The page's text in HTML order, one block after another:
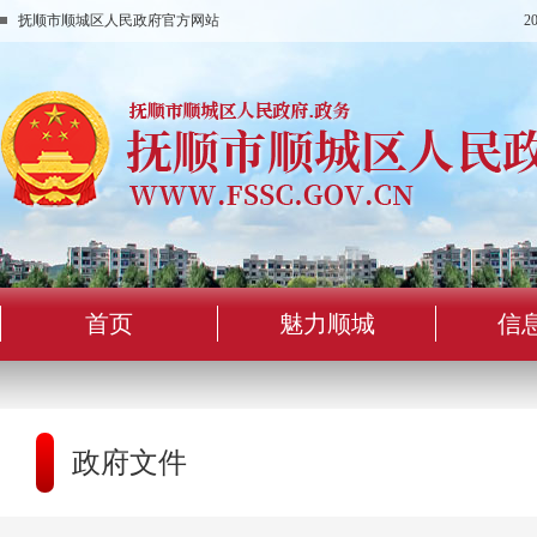
抚顺市顺城区人民政府官方网站
首页 魅力顺城 信
政府文件